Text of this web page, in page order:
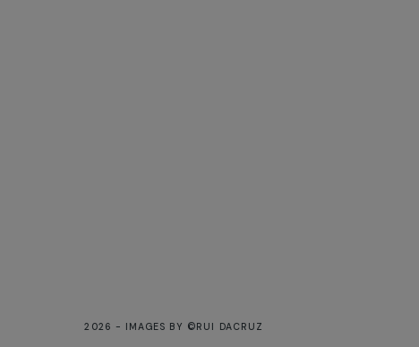
2026 - IMAGES BY ©RUI DACRUZ